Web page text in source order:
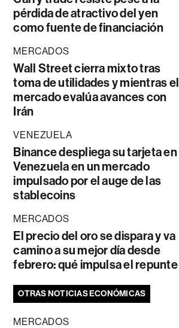
pérdida de atractivo del yen
como fuente de financiación
MERCADOS
Wall Street cierra mixto tras
toma de utilidades y mientras el
mercado evalúa avances con
Irán
VENEZUELA
Binance despliega su tarjeta en
Venezuela en un mercado
impulsado por el auge de las
stablecoins
MERCADOS
El precio del oro se dispara y va
camino a su mejor día desde
febrero: qué impulsa el repunte
OTRAS NOTICIAS ECONÓMICAS
MERCADOS